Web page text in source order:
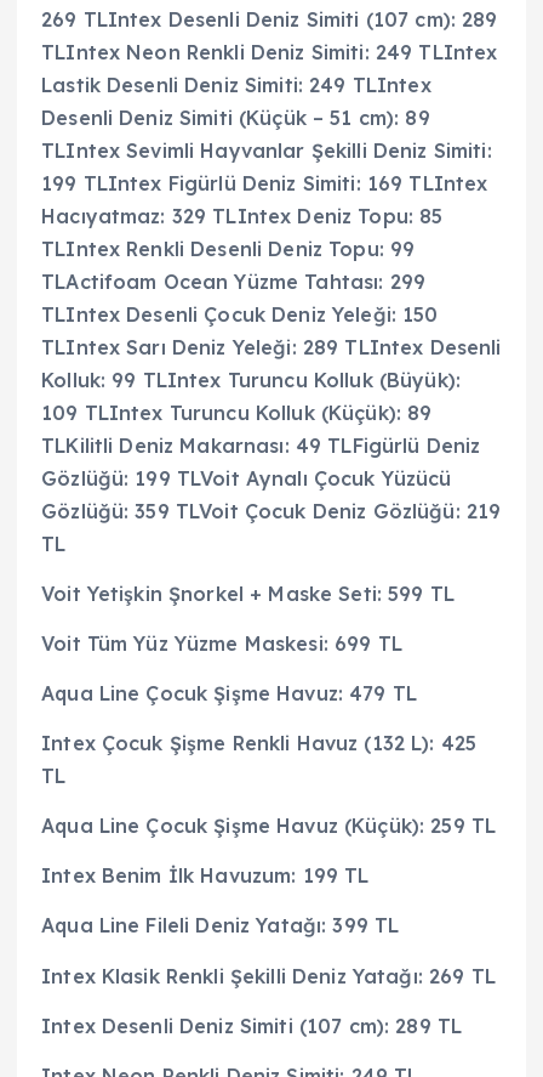
269 TLIntex Desenli Deniz Simiti (107 cm): 289
TLIntex Neon Renkli Deniz Simiti: 249 TLIntex
Lastik Desenli Deniz Simiti: 249 TLIntex
Desenli Deniz Simiti (Küçük – 51 cm): 89
TLIntex Sevimli Hayvanlar Şekilli Deniz Simiti:
199 TLIntex Figürlü Deniz Simiti: 169 TLIntex
Hacıyatmaz: 329 TLIntex Deniz Topu: 85
TLIntex Renkli Desenli Deniz Topu: 99
TLActifoam Ocean Yüzme Tahtası: 299
TLIntex Desenli Çocuk Deniz Yeleği: 150
TLIntex Sarı Deniz Yeleği: 289 TLIntex Desenli
Kolluk: 99 TLIntex Turuncu Kolluk (Büyük):
109 TLIntex Turuncu Kolluk (Küçük): 89
TLKilitli Deniz Makarnası: 49 TLFigürlü Deniz
Gözlüğü: 199 TLVoit Aynalı Çocuk Yüzücü
Gözlüğü: 359 TLVoit Çocuk Deniz Gözlüğü: 219
TL
Voit Yetişkin Şnorkel + Maske Seti: 599 TL
Voit Tüm Yüz Yüzme Maskesi: 699 TL
Aqua Line Çocuk Şişme Havuz: 479 TL
Intex Çocuk Şişme Renkli Havuz (132 L): 425
TL
Aqua Line Çocuk Şişme Havuz (Küçük): 259 TL
Intex Benim İlk Havuzum: 199 TL
Aqua Line Fileli Deniz Yatağı: 399 TL
Intex Klasik Renkli Şekilli Deniz Yatağı: 269 TL
Intex Desenli Deniz Simiti (107 cm): 289 TL